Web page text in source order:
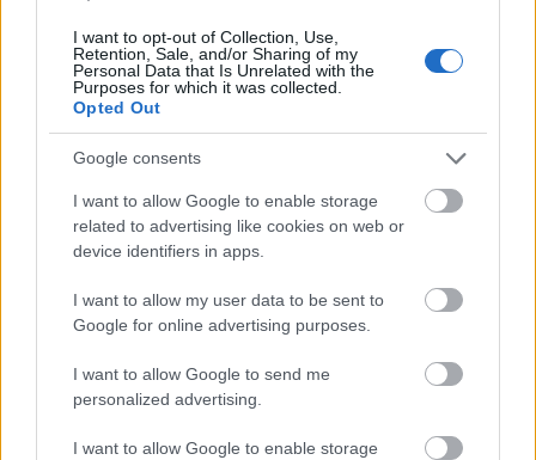
I want to opt-out of Collection, Use,
Retention, Sale, and/or Sharing of my
Personal Data that Is Unrelated with the
Purposes for which it was collected.
Opted Out
Google consents
I want to allow Google to enable storage
related to advertising like cookies on web or
device identifiers in apps.
I want to allow my user data to be sent to
Google for online advertising purposes.
I want to allow Google to send me
personalized advertising.
I want to allow Google to enable storage
alegerea unei cocarde care sa imbine eleganta si
bunul gust cu noutatea. Sunt foarte multe motive
din care sa va inspirati, cocardele putand fi alese si
in functie de sezonul in care are loc nunta, de
diverse materiale (canepa, satin, catifea), de motive
din natura sau detalii care tin de design.